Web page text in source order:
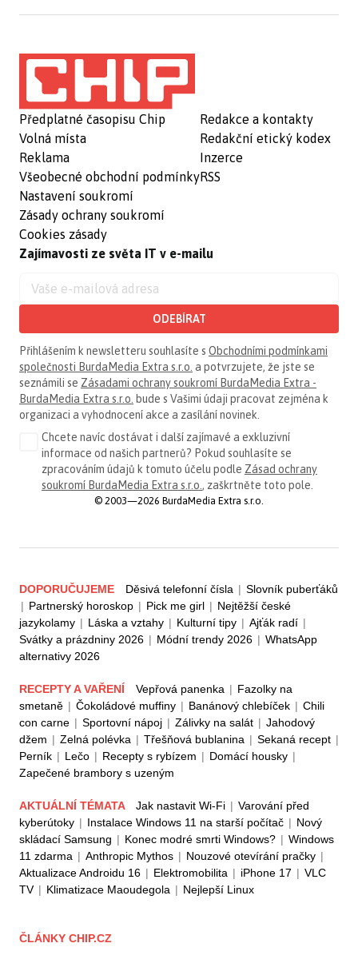
Předplatné časopisu Chip
Volná místa
Reklama
Všeobecné obchodní podmínky
Nastavení soukromí
Zásady ochrany soukromí
Cookies zásady
Redakce a kontakty
Redakční etický kodex
Inzerce
RSS
Zajímavosti ze světa IT v e-mailu
ODEBÍRAT
Přihlášením k newsletteru souhlasíte s Obchodními podmínkami
společnosti BurdaMedia Extra s.r.o. a potvrzujete, že jste se
seznámili se Zásadami ochrany soukromí BurdaMedia Extra -
BurdaMedia Extra s.r.o. bude s Vašimi údaji pracovat zejména k
organizaci a vyhodnocení akce a zasílání novinek.
Chcete navíc dostávat i další zajímavé a exkluzivní
informace od našich partnerů? Pokud souhlasíte se
zpracováním údajů k tomuto účelu podle Zásad ochrany
soukromí BurdaMedia Extra s.r.o. , zaškrtněte toto pole.
© 2003—2026 BurdaMedia Extra s.r.o.
DOPORUČUJEME Děsivá telefonní čísla | Slovník puberťáků
| Partnerský horoskop | Pick me girl | Nejtěžší české
jazykolamy | Láska a vztahy | Kulturní tipy | Ajťák radí |
Svátky a prázdniny 2026 | Módní trendy 2026 | WhatsApp
alternativy 2026
RECEPTY A VAŘENÍ Vepřová panenka | Fazolky na
smetaně | Čokoládové muffiny | Banánový chlebíček | Chili
con carne | Sportovní nápoj | Zálivky na salát | Jahodový
džem | Zelná polévka | Třešňová bublanina | Sekaná recept |
Perník | Lečo | Recepty s rybízem | Domácí housky |
Zapečené brambory s uzeným
AKTUÁLNÍ TÉMATA Jak nastavit Wi-Fi | Varování před
kyberútoky | Instalace Windows 11 na starší počítač | Nový
skládací Samsung | Konec modré smrti Windows? | Windows
11 zdarma | Anthropic Mythos | Nouzové otevírání pračky |
Aktualizace Androidu 16 | Elektromobilita | iPhone 17 | VLC
TV | Klimatizace Maoudegola | Nejlepší Linux
ČLÁNKY CHIP.CZ